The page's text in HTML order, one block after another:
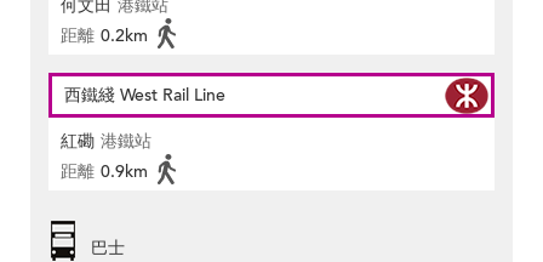
何文田 港鐵站
距離 0.2km
西鐵綫 West Rail Line
紅磡 港鐵站
距離 0.9km
巴士